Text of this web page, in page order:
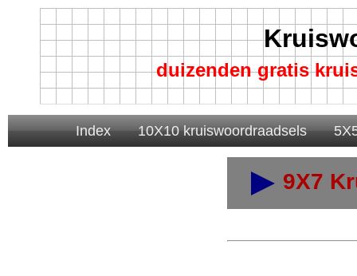
duizenden gratis
Index 10X10 kruiswoordraadsels
9X7